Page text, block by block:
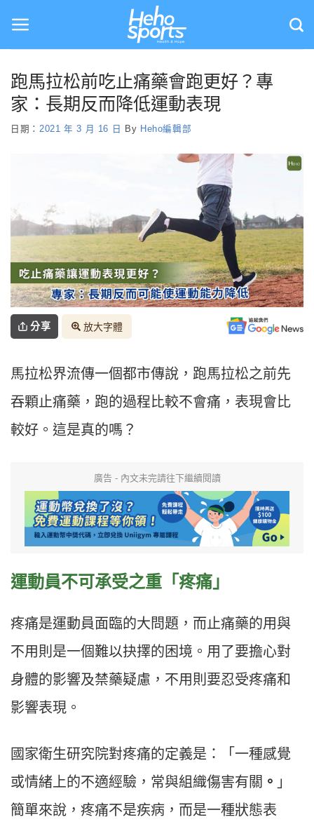
content
跑馬拉松前吃止痛藥會跑更好？專
家：長期反而降低運動表現
日期： 2021 年 3 月 16 日 By Heho編輯部
分享 放大字體
馬拉松界流傳一個都市傳說，跑馬拉松之前先
吞顆止痛藥，跑的過程比較不會痛，表現會比
較好。這是真的嗎？
廣告 - 內文未完請往下繼續閱讀
運動員不可承受之重「疼痛」
疼痛是運動員面臨的大問題，而止痛藥的用與
不用則是一個難以抉擇的困境。用了要擔心對
身體的影響及禁藥疑慮，不用則要忍受疼痛和
影響表現。
國家衛生研究院對疼痛的定義是：「一種感覺
或情緒上的不適經驗，常與組織傷害有關 。 」
簡單來說，疼痛不是疾病，而是一種狀態表